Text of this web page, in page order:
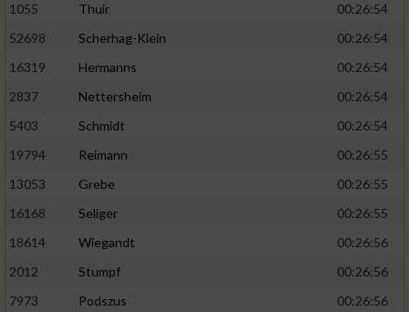
1055
Thuir
00:26:54
52698
Scherhag-Klein
00:26:54
16319
Hermanns
00:26:54
2837
Nettersheim
00:26:54
5403
Schmidt
00:26:54
19794
Reimann
00:26:55
13053
Grebe
00:26:55
16168
Seliger
00:26:55
18614
Wiegandt
00:26:56
2012
Stumpf
00:26:56
7973
Podszus
00:26:56